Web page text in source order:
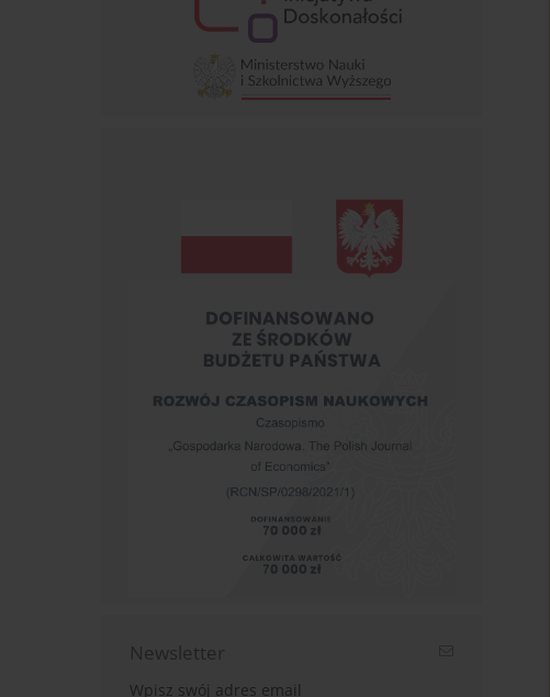
Newsletter
Wpisz swój adres email